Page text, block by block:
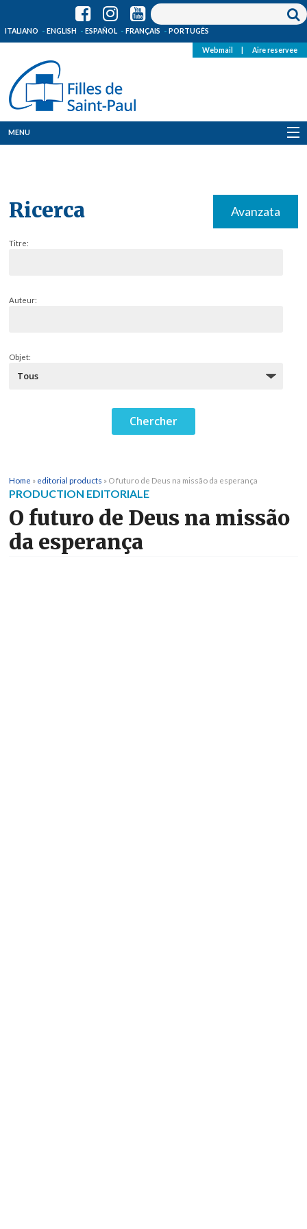
ITALIANO ENGLISH ESPAÑOL FRANÇAIS PORTUGÊS
Webmail Aire reservee
MENU
Ricerca Avanzata
Titre:
Auteur:
Objet:
Home » editorial products » O futuro de Deus na missão da esperança
PRODUCTION EDITORIALE
O futuro de Deus na missão
da esperança